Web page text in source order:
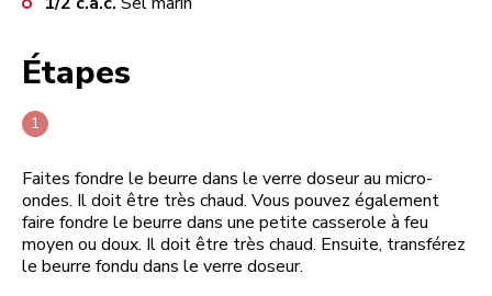
Étapes
Faites fondre le beurre dans le verre doseur au micro-
ondes. Il doit être très chaud. Vous pouvez également
faire fondre le beurre dans une petite casserole à feu
moyen ou doux. Il doit être très chaud. Ensuite, transférez
le beurre fondu dans le verre doseur.